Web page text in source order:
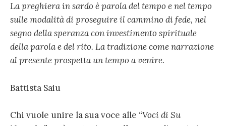
La preghiera in sardo è parola del tempo e nel tempo
sulle modalità di proseguire il cammino di fede, nel
segno della speranza con investimento spirituale
della parola e del rito. La tradizione come narrazione
al presente prospetta un tempo a venire.
Battista Saiu
Chi vuole unire la sua voce alle “Voci di Su